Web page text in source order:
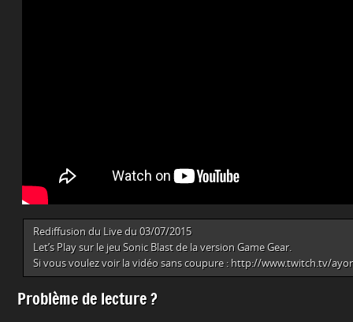
Rediffusion du Live du 03/07/2015
Let’s Play sur le jeu Sonic Blast de la version Game Gear.
Si vous voulez voir la vidéo sans coupure : http://www.twitch.tv/
Problème de lecture ?